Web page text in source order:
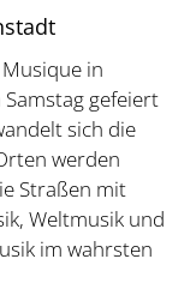
in
gefeiert
sich die
werden
Straßen mit
Weltmusik und
im wahrsten